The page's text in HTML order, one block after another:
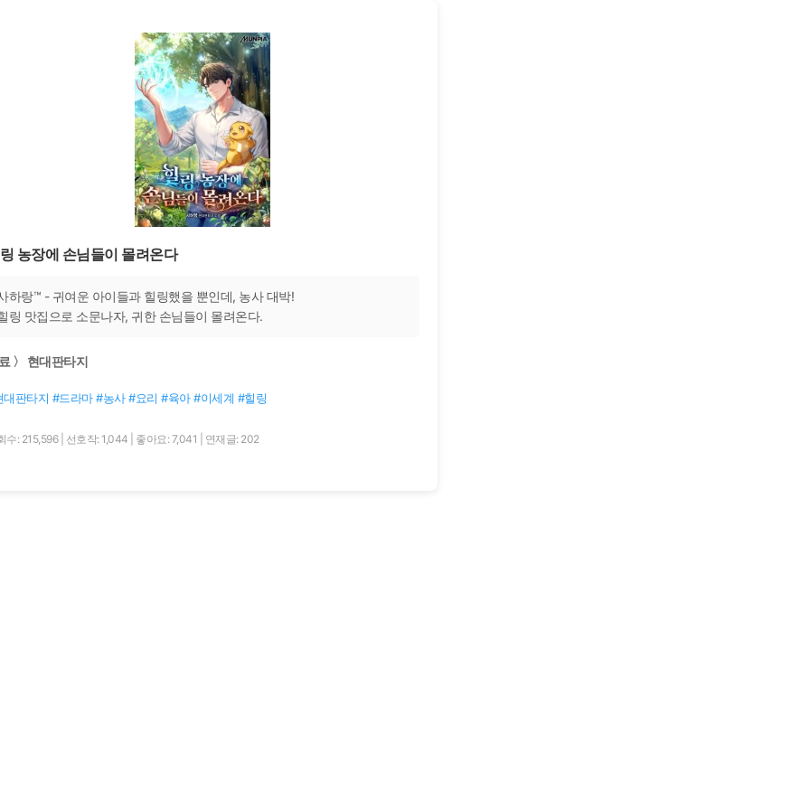
농장에 손님들이 몰려온다
하랑™ - 귀여운 아이들과 힐링했을 뿐인데, 농사 대박!
링 맛집으로 소문나자, 귀한 손님들이 몰려온다.
〉 현대판타지
대판타지 #드라마 #농사 #요리 #육아 #이세계 #힐링
수: 215,596 선호작: 1,044 좋아요: 7,041 연재글: 202